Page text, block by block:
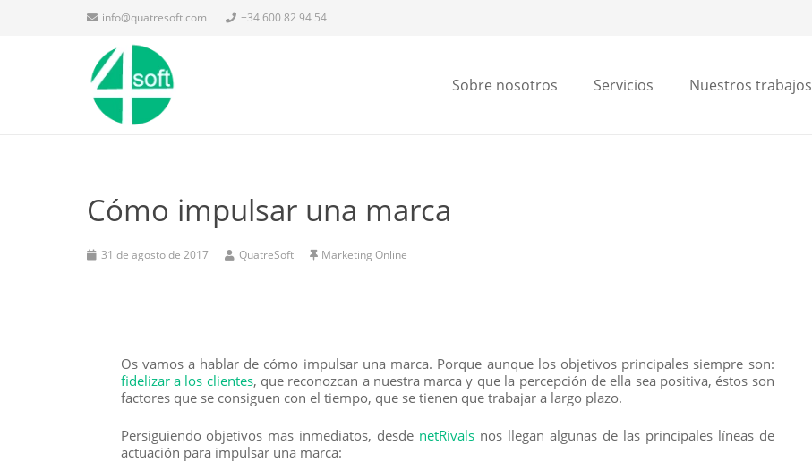
info@quatresoft.com +34 600 82 94 54
Sobre nosotros Servicios Nuestros trabajos
Cómo impulsar una marca
31 de agosto de 2017 QuatreSoft Marketing Online
Os vamos a hablar de cómo impulsar una marca. Porque aunque los objetivos principales siempre son:
fidelizar a los clientes, que reconozcan a nuestra marca y que la percepción de ella sea positiva, éstos son
factores que se consiguen con el tiempo, que se tienen que trabajar a largo plazo.
Persiguiendo objetivos mas inmediatos, desde netRivals nos llegan algunas de las principales líneas de
actuación para impulsar una marca: